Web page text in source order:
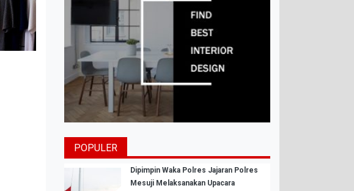
POPULER
Dipimpin Waka Polres Jajaran Polres
Mesuji Melaksanakan Upacara